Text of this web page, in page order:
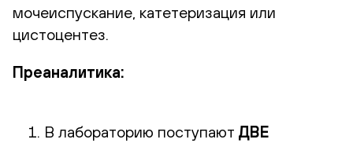
мочеиспускание, катетеризация или
цистоцентез.
Преаналитика:
В лабораторию поступают ДВЕ